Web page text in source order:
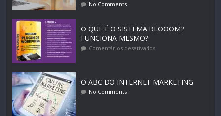
No Comments
O QUE É O SISTEMA BLOOOM?
FUNCIONA MESMO?
Comentários desativados
O ABC DO INTERNET MARKETING
No Comments